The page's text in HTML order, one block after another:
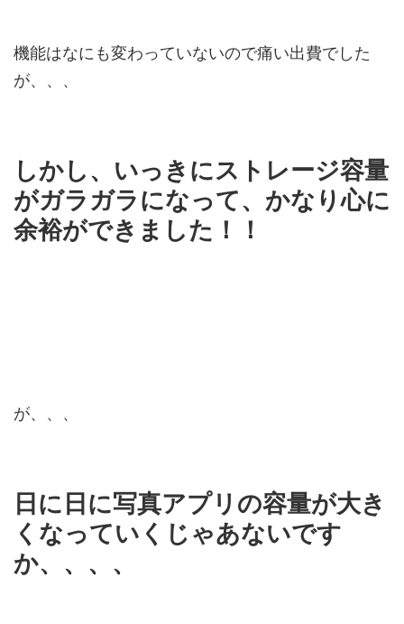
機能はなにも変わっていないので痛い出費でした
が、、、
しかし、いっきにストレージ容量
がガラガラになって、かなり心に
余裕ができました！！
が、、、
日に日に写真アプリの容量が大き
くなっていくじゃあないです
か、、、、